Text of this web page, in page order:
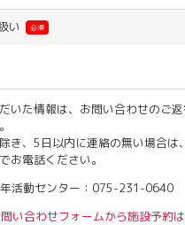
い 必須
いた情報は、お問い合わせのご
き、5日以内に連絡の無い場合は
お電話ください。
活動センター：075-231-0640
い合わせフォームから施設予約